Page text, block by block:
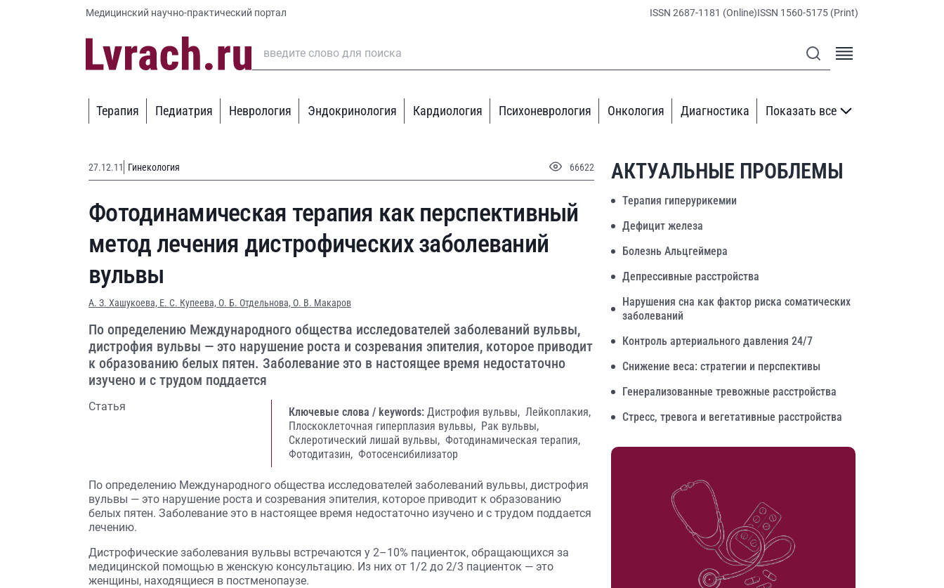
Медицинский научно-практический портал ISSN 2687-1181 (Online)ISSN 1560-5175 (Print)
Терапия Педиатрия Неврология Эндокринология Кардиология Психоневрология Онкология Диагностика Показать все
27.12.11 Гинекология 66622
Фотодинамическая терапия как перспективный
метод лечения дистрофических заболеваний
вульвы
А. З. Хашукоева, Е. С. Купеева, О. Б. Отдельнова, О. В. Макаров
По определению Международного общества исследователей заболеваний вульвы,
дистрофия вульвы — это нарушение роста и созревания эпителия, которое приводит
к образованию белых пятен. Заболевание это в настоящее время недостаточно
изучено и с трудом поддается
Статья Ключевые слова / keywords: Дистрофия вульвы, Лейкоплакия,
Плоскоклеточная гиперплазия вульвы, Рак вульвы,
Склеротический лишай вульвы, Фотодинамическая терапия,
Фотодитазин, Фотосенсибилизатор
По определению Международного общества исследователей заболеваний вульвы, дистрофия
вульвы — это нарушение роста и созревания эпителия, которое приводит к образованию
белых пятен. Заболевание это в настоящее время недостаточно изучено и с трудом поддается
лечению.
Дистрофические заболевания вульвы встречаются у 2–10% пациенток, обращающихся за
медицинской помощью в женскую консультацию. Из них от 1/2 до 2/3 пациенток — это
женщины, находящиеся в постменопаузе.
АКТУАЛЬНЫЕ ПРОБЛЕМЫ
Терапия гиперурикемии
Дефицит железа
Болезнь Альцгеймера
Депрессивные расстройства
Нарушения сна как фактор риска соматических
заболеваний
Контроль артериального давления 24/7
Снижение веса: стратегии и перспективы
Генерализованные тревожные расстройства
Стресс, тревога и вегетативные расстройства